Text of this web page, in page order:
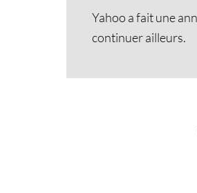
Yahoo a fait une
continuer ailleurs.